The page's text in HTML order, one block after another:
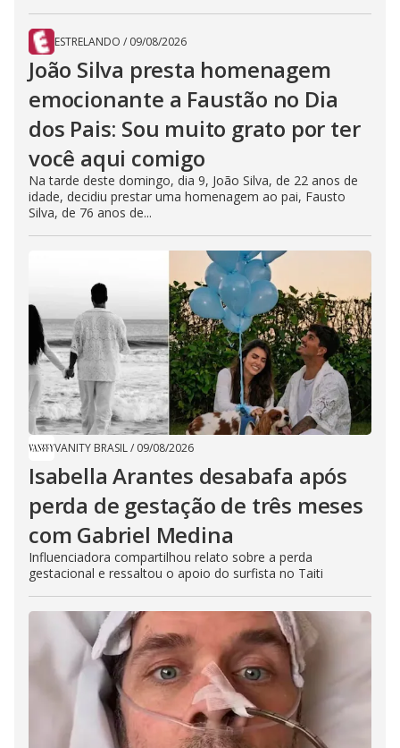
ESTRELANDO / 09/08/2026
João Silva presta homenagem
emocionante a Faustão no Dia
dos Pais: Sou muito grato por ter
você aqui comigo
Na tarde deste domingo, dia 9, João Silva, de 22 anos de
idade, decidiu prestar uma homenagem ao pai, Fausto
Silva, de 76 anos de...
VANITY BRASIL/ 09/08/2026
Isabella Arantes desabafa após
perda de gestação de três meses
com Gabriel Medina
Influenciadora compartilhou relato sobre a perda
gestacional e ressaltou o apoio do surfista no Taiti